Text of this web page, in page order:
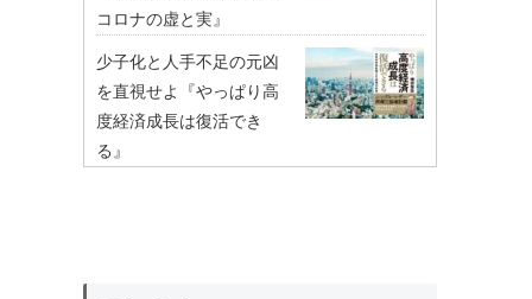
コロナの虚と実』
少子化と人手不足の元凶
を直視せよ『やっぱり高
度経済成長は復活でき
る』